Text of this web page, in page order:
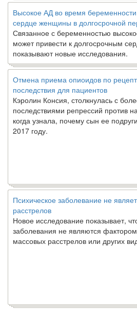
Высокое АД во время
сердце женщины в долгосрочной
Связанное с беременностью
может привести к долгосрочным
показывают новые исследования.
Отмена приема опиоидов по
последствия для пациентов
Кэролин Консия, столкнулась с
последствиями репрессий против
когда узнала, почему сын ее
2017 году.
Психическое заболевание не
расстрелов
Новое исследование показывает,
заболевания не являются
массовых расстрелов или других